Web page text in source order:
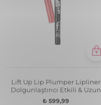
Lift Up Lip Plumper Lipliner
Dolgunlaştırıcı Etkili & Uzun
Süre Kalıcı Dudak Kalemi
₺ 599,99